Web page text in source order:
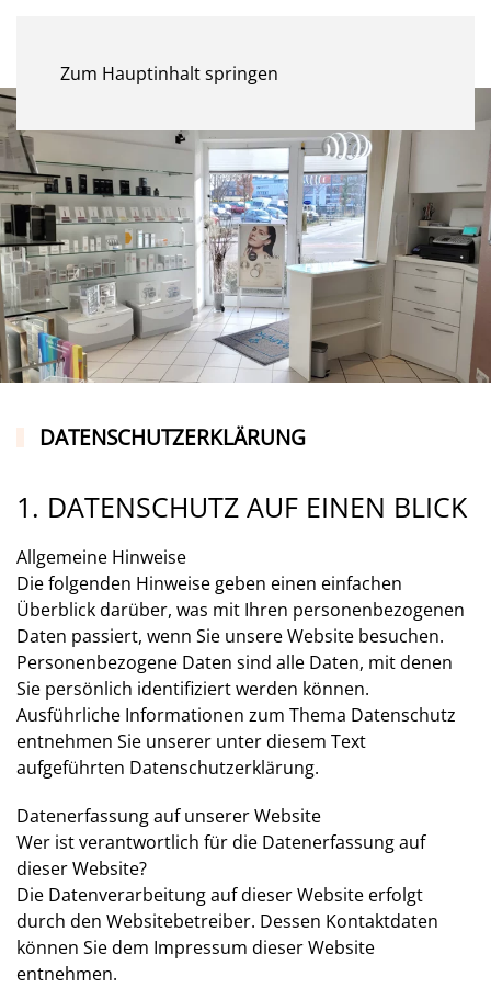
Zum Hauptinhalt springen
DATENSCHUTZERKLÄRUNG
1. DATENSCHUTZ AUF EINEN BLICK
Allgemeine Hinweise
Die folgenden Hinweise geben einen einfachen
Überblick darüber, was mit Ihren personenbezogenen
Daten passiert, wenn Sie unsere Website besuchen.
Personenbezogene Daten sind alle Daten, mit denen
Sie persönlich identifiziert werden können.
Ausführliche Informationen zum Thema Datenschutz
entnehmen Sie unserer unter diesem Text
aufgeführten Datenschutzerklärung.
Datenerfassung auf unserer Website
Wer ist verantwortlich für die Datenerfassung auf
dieser Website?
Die Datenverarbeitung auf dieser Website erfolgt
durch den Websitebetreiber. Dessen Kontaktdaten
können Sie dem Impressum dieser Website
entnehmen.